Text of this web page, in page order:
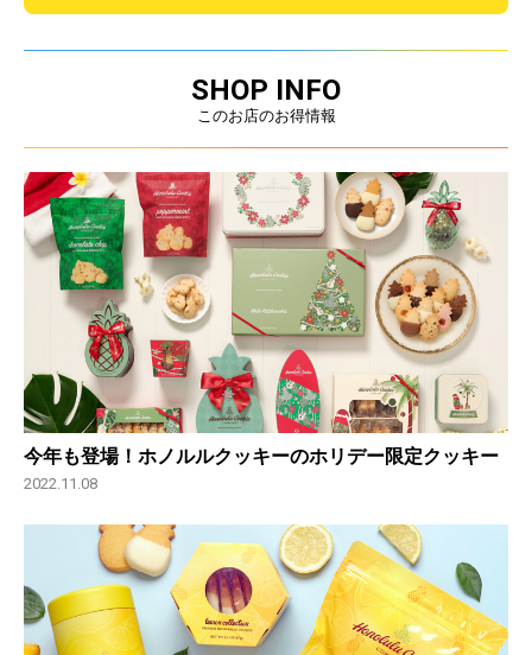
SHOP INFO
このお店のお得情報
今年も登場！ホノルルクッキーのホリデー限定クッキー
2022.11.08